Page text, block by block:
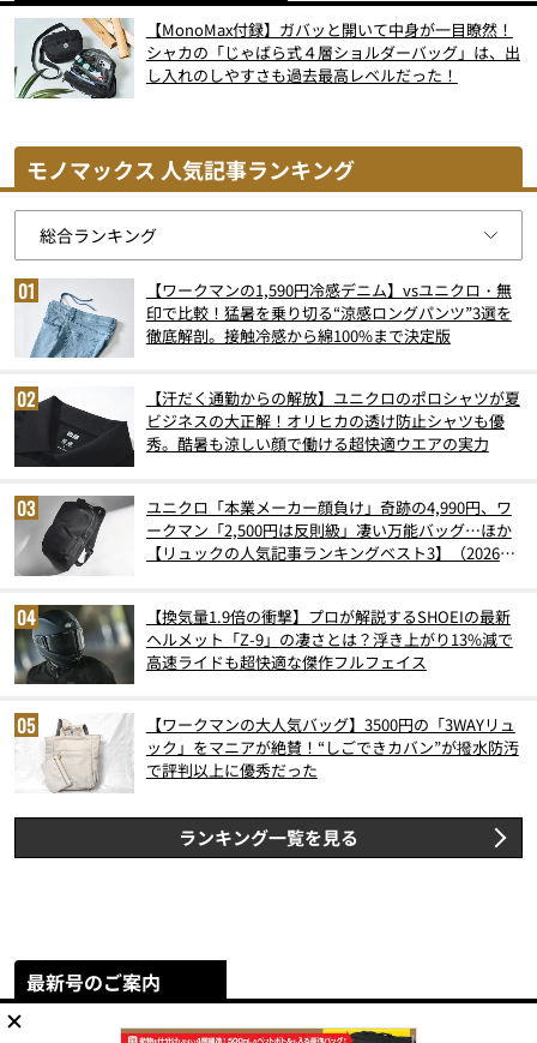
【MonoMax付録】ガバッと開いて中身が一目瞭然！
シャカの「じゃばら式４層ショルダーバッグ」は、出
し入れのしやすさも過去最高レベルだった！
モノマックス 人気記事ランキング
【ワークマンの1,590円冷感デニム】vsユニクロ・無
印で比較！猛暑を乗り切る“涼感ロングパンツ”3選を
徹底解剖。接触冷感から綿100%まで決定版
【汗だく通勤からの解放】ユニクロのポロシャツが夏
ビジネスの大正解！オリヒカの透け防止シャツも優
秀。酷暑も涼しい顔で働ける超快適ウエアの実力
ユニクロ「本業メーカー顔負け」奇跡の4,990円、ワ
ークマン「2,500円は反則級」凄い万能バッグ…ほか
【リュックの人気記事ランキングベスト3】（2026年
【換気量1.9倍の衝撃】プロが解説するSHOEIの最新
ヘルメット「Z-9」の凄さとは？浮き上がり13%減で
高速ライドも超快適な傑作フルフェイス
【ワークマンの大人気バッグ】3500円の「3WAYリュ
ック」をマニアが絶賛！“しごできカバン”が撥水防汚
で評判以上に優秀だった
ランキング一覧を見る
最新号のご案内